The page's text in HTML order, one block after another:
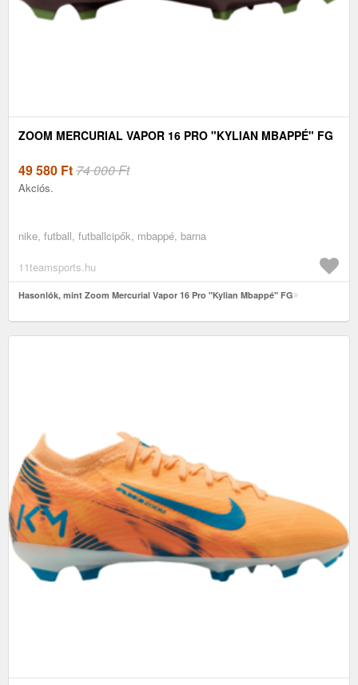
ZOOM MERCURIAL VAPOR 16 PRO "KYLIAN MBAPPÉ" FG
49 580 Ft74 000 Ft
Akciós.
nike, futball, futballcipők, mbappé, barna
11teamsports.hu
Hasonlók, mint Zoom Mercurial Vapor 16 Pro "Kylian Mbappé" FG